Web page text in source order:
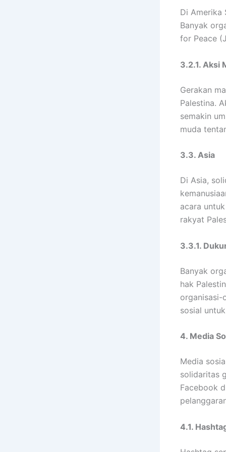
Di Amerika
Banyak
for Peace
3.2.1. Aksi
Gerakan
Palestina.
semakin
muda
3.3. Asia
Di Asia,
acara
rakyat
3.3.1.
Banyak
hak
organisasi-
sosial
4. Media
Media
solidaritas
Facebook
4.1.